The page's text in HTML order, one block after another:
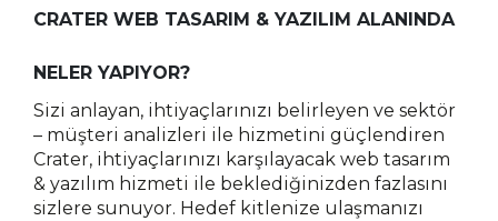
CRATER WEB TASARIM & YAZILIM ALANINDA
NELER YAPIYOR?
Sizi anlayan, ihtiyaçlarınızı belirleyen ve sektör
– müşteri analizleri ile hizmetini güçlendiren
Crater, ihtiyaçlarınızı karşılayacak web tasarım
& yazılım hizmeti ile beklediğinizden fazlasını
sizlere sunuyor. Hedef kitlenize ulaşmanızı